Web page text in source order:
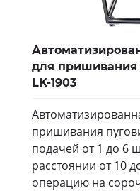
для пришивания
LK-1903
пришивания
подачей от 1 до 6
расстоянии от 10
операцию на